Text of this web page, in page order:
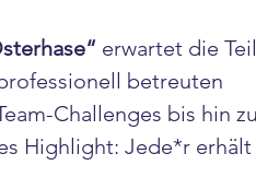
erwartet die
betreuten
Challenges bis hin
Highlight: Jede*r erhält